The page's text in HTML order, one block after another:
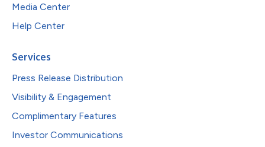
Media Center
Help Center
Services
Press Release Distribution
Visibility & Engagement
Complimentary Features
Investor Communications